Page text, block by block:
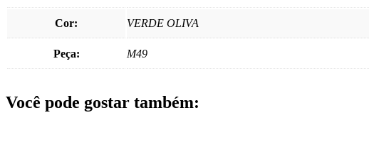
Cor: VERDE OLIVA
Peça: M49
Você pode gostar também: